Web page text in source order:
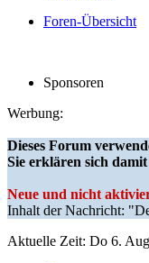
Foren-Übersicht
Sponsoren
Werbung:
Dieses Forum
Sie erklären sich
Neue und nicht
Inhalt der Nachricht:
Aktuelle Zeit: Do 6.